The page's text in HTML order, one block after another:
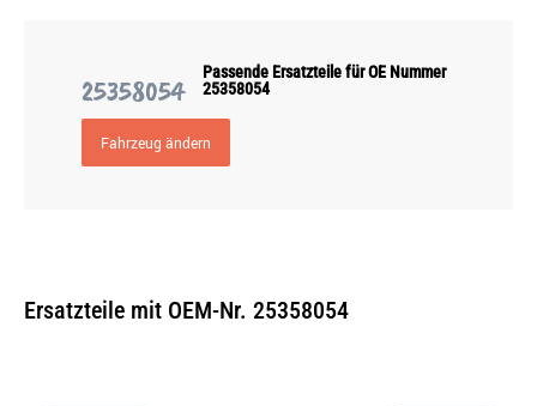
25358054
Passende Ersatzteile für OE Nummer
25358054
Fahrzeug ändern
Ersatzteile mit OEM-Nr. 25358054